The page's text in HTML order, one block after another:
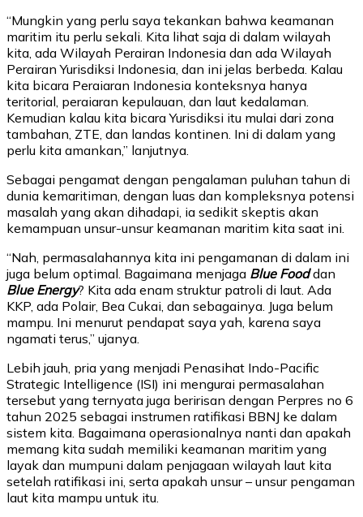
“Mungkin yang perlu saya tekankan bahwa keamanan
maritim itu perlu sekali. Kita lihat saja di dalam wilayah
kita, ada Wilayah Perairan Indonesia dan ada Wilayah
Perairan Yurisdiksi Indonesia, dan ini jelas berbeda. Kalau
kita bicara Peraiaran Indonesia konteksnya hanya
teritorial, peraiaran kepulauan, dan laut kedalaman.
Kemudian kalau kita bicara Yurisdiksi itu mulai dari zona
tambahan, ZTE, dan landas kontinen. Ini di dalam yang
perlu kita amankan,” lanjutnya.
Sebagai pengamat dengan pengalaman puluhan tahun di
dunia kemaritiman, dengan luas dan kompleksnya potensi
masalah yang akan dihadapi, ia sedikit skeptis akan
kemampuan unsur-unsur keamanan maritim kita saat ini.
“Nah, permasalahannya kita ini pengamanan di dalam ini
juga belum optimal. Bagaimana menjaga Blue Fooddan
Blue Energy? Kita ada enam struktur patroli di laut. Ada
KKP, ada Polair, Bea Cukai, dan sebagainya. Juga belum
mampu. Ini menurut pendapat saya yah, karena saya
ngamati terus,” ujanya.
Lebih jauh, pria yang menjadi Penasihat Indo-Pacific
Strategic Intelligence (ISI) ini mengurai permasalahan
tersebut yang ternyata juga beririsan dengan Perpres no 6
tahun 2025 sebagai instrumen ratifikasi BBNJ ke dalam
sistem kita. Bagaimana operasionalnya nanti dan apakah
memang kita sudah memiliki keamanan maritim yang
layak dan mumpuni dalam penjagaan wilayah laut kita
setelah ratifikasi ini, serta apakah unsur – unsur pengaman
laut kita mampu untuk itu.